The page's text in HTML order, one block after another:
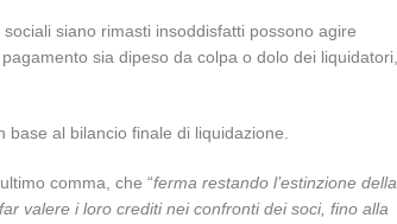
siano rimasti insoddisfatti possono agire
sia dipeso da colpa o dolo dei liquidatori,
al bilancio finale di liquidazione.
comma, che “ferma restando l’estinzione della
valere i loro crediti nei confronti dei soci, fino alla